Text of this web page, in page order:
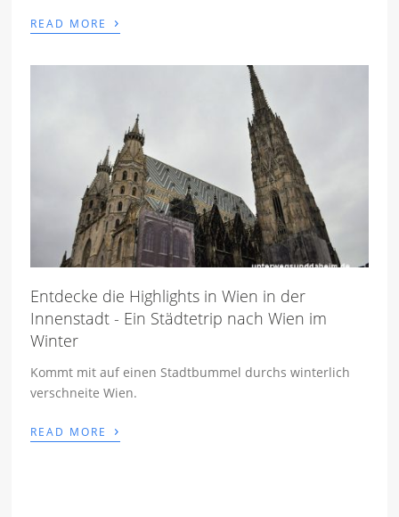
READ MORE ›
Entdecke die Highlights in Wien in der
Innenstadt - Ein Städtetrip nach Wien im
Winter
Kommt mit auf einen Stadtbummel durchs winterlich
verschneite Wien.
READ MORE ›